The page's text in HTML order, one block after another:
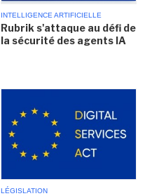
INTELLIGENCE ARTIFICIELLE
Rubrik s'attaque au défi de
la sécurité des agents IA
LÉGISLATION